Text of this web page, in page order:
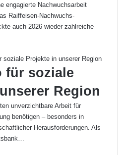
engagierte Nachwuchsarbeit
Raiffeisen-Nachwuchs-
auch 2026 wieder zahlreiche
für soziale
Region
unverzichtbare Arbeit für
benötigen – besonders in
Herausforderungen. Als